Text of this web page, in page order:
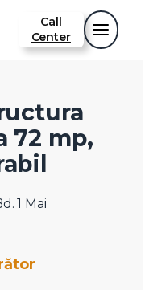
Call
Center
72 mp,
1 Mai